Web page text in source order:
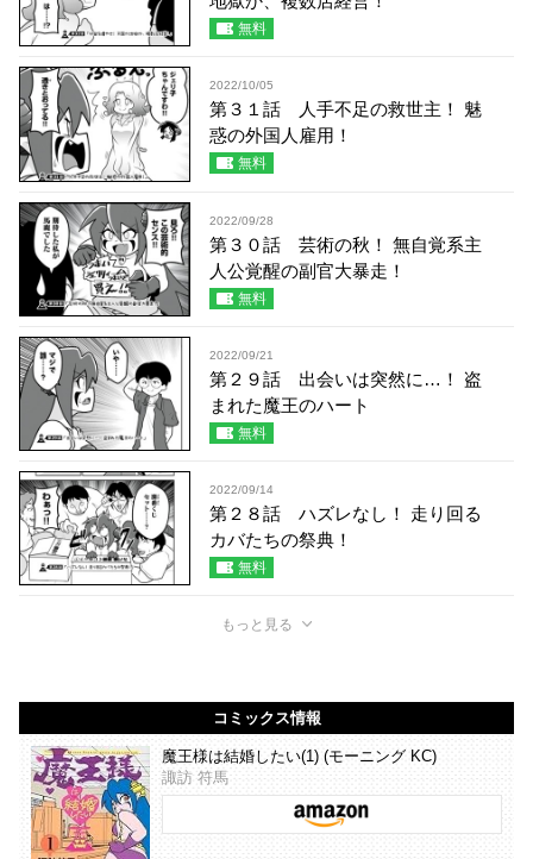
無料
2022/10/05
第３１話 人手不足の救世主！ 魅
惑の外国人雇用！
無料
2022/09/28
第３０話 芸術の秋！ 無自覚系主
人公覚醒の副官大暴走！
無料
2022/09/21
第２９話 出会いは突然に…！ 盗
まれた魔王のハート
無料
2022/09/14
第２８話 ハズレなし！ 走り回る
カバたちの祭典！
無料
もっと見る
コミックス情報
魔王様は結婚したい(1) (モーニング KC)
諏訪 符馬